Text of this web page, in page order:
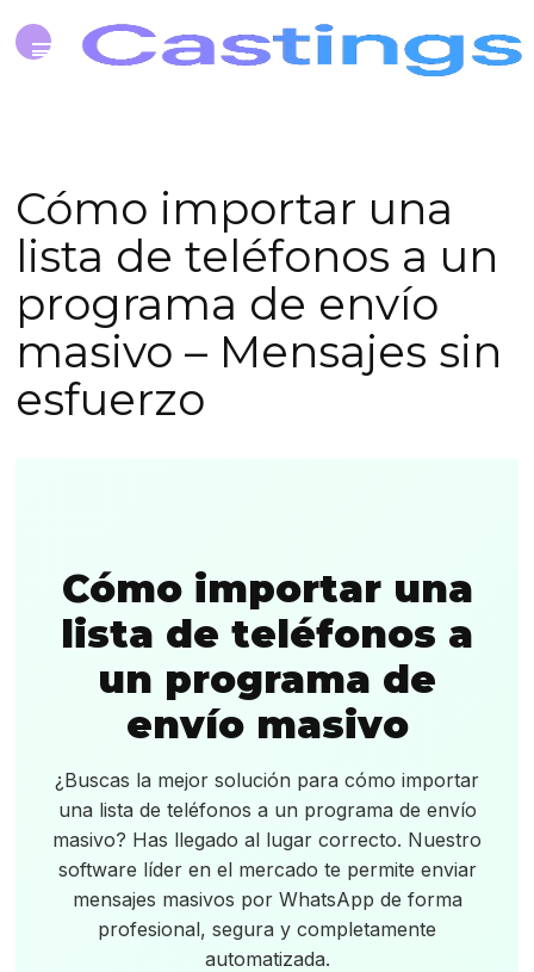
Cómo importar una
lista de teléfonos a un
programa de envío
masivo – Mensajes sin
esfuerzo
Cómo importar una
lista de teléfonos a
un programa de
envío masivo
¿Buscas la mejor solución para cómo importar
una lista de teléfonos a un programa de envío
masivo? Has llegado al lugar correcto. Nuestro
software líder en el mercado te permite enviar
mensajes masivos por WhatsApp de forma
profesional, segura y completamente
automatizada.